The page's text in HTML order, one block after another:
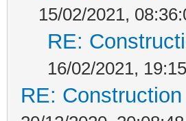
15/02/2021,
RE:
16/02/2021,
RE: